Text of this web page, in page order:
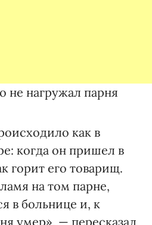
не нагружал парня
как в
когда он пришел в
горит его товарищ.
на том парне,
в больнице и, к
умер», — пересказал